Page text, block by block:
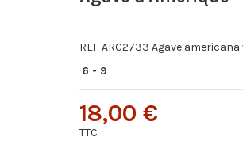
REF ARC2733 Agave
6 - 9
18,00 €
TTC